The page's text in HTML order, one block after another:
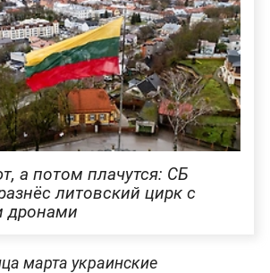
а потом плачутся: СБ
литовский цирк с
дронами
марта украинские